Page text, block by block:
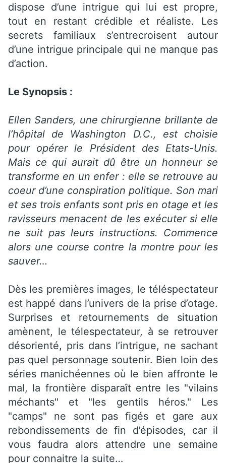
dispose d’une intrigue qui lui est propre,
tout en restant crédible et réaliste. Les
secrets familiaux s’entrecroisent autour
d’une intrigue principale qui ne manque pas
d’action.
Le Synopsis :
Ellen Sanders, une chirurgienne brillante de
l’hôpital de Washington D.C., est choisie
pour opérer le Président des Etats-Unis.
Mais ce qui aurait dû être un honneur se
transforme en un enfer : elle se retrouve au
coeur d’une conspiration politique. Son mari
et ses trois enfants sont pris en otage et les
ravisseurs menacent de les exécuter si elle
ne suit pas leurs instructions. Commence
alors une course contre la montre pour les
sauver…
Dès les premières images, le téléspectateur
est happé dans l’univers de la prise d’otage.
Surprises et retournements de situation
amènent, le télespectateur, à se retrouver
désorienté, pris dans l’intrigue, ne sachant
pas quel personnage soutenir. Bien loin des
séries manichéennes où le bien affronte le
mal, la frontière disparaît entre les "vilains
méchants" et "les gentils héros." Les
"camps" ne sont pas figés et gare aux
rebondissements de fin d’épisodes, car il
vous faudra alors attendre une semaine
pour connaitre la suite…